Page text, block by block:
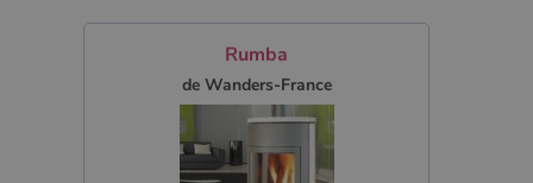
Rumba
de Wanders-France